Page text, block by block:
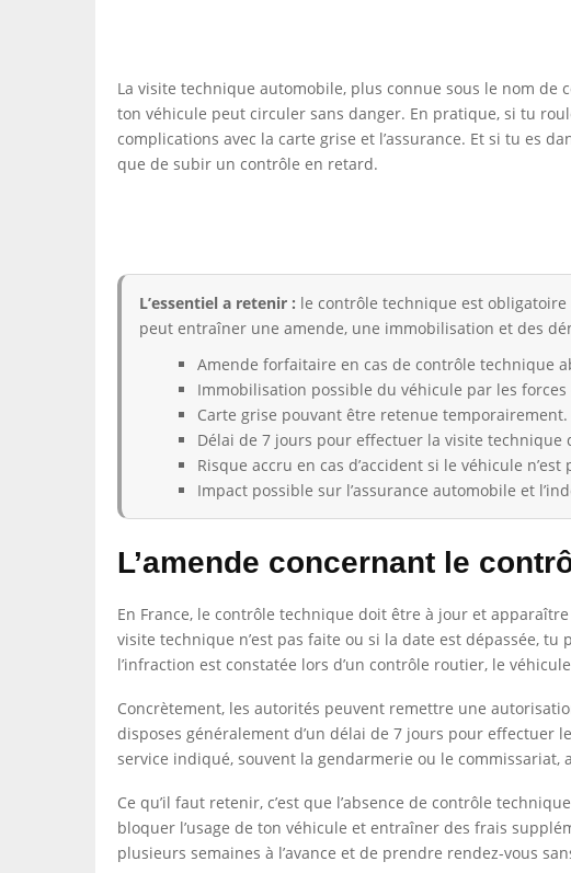
La visite technique automobile, plus connue sous le nom de
ton véhicule peut circuler sans danger. En pratique, si tu
complications avec la carte grise et l’assurance. Et si tu es
que de subir un contrôle en retard.
L’essentiel a retenir : le contrôle technique est
peut entraîner une amende, une immobilisation et des
Amende forfaitaire en cas de contrôle technique
Immobilisation possible du véhicule par les forces
Carte grise pouvant être retenue temporairement.
Délai de 7 jours pour effectuer la visite technique
Risque accru en cas d’accident si le véhicule n’est
Impact possible sur l’assurance automobile et
L’amende concernant le
En France, le contrôle technique doit être à jour et
visite technique n’est pas faite ou si la date est dépassée,
l’infraction est constatée lors d’un contrôle routier, le
Concrètement, les autorités peuvent remettre une
disposes généralement d’un délai de 7 jours pour effectuer
service indiqué, souvent la gendarmerie ou le commissariat,
Ce qu’il faut retenir, c’est que l’absence de contrôle
bloquer l’usage de ton véhicule et entraîner des frais
plusieurs semaines à l’avance et de prendre rendez-vous